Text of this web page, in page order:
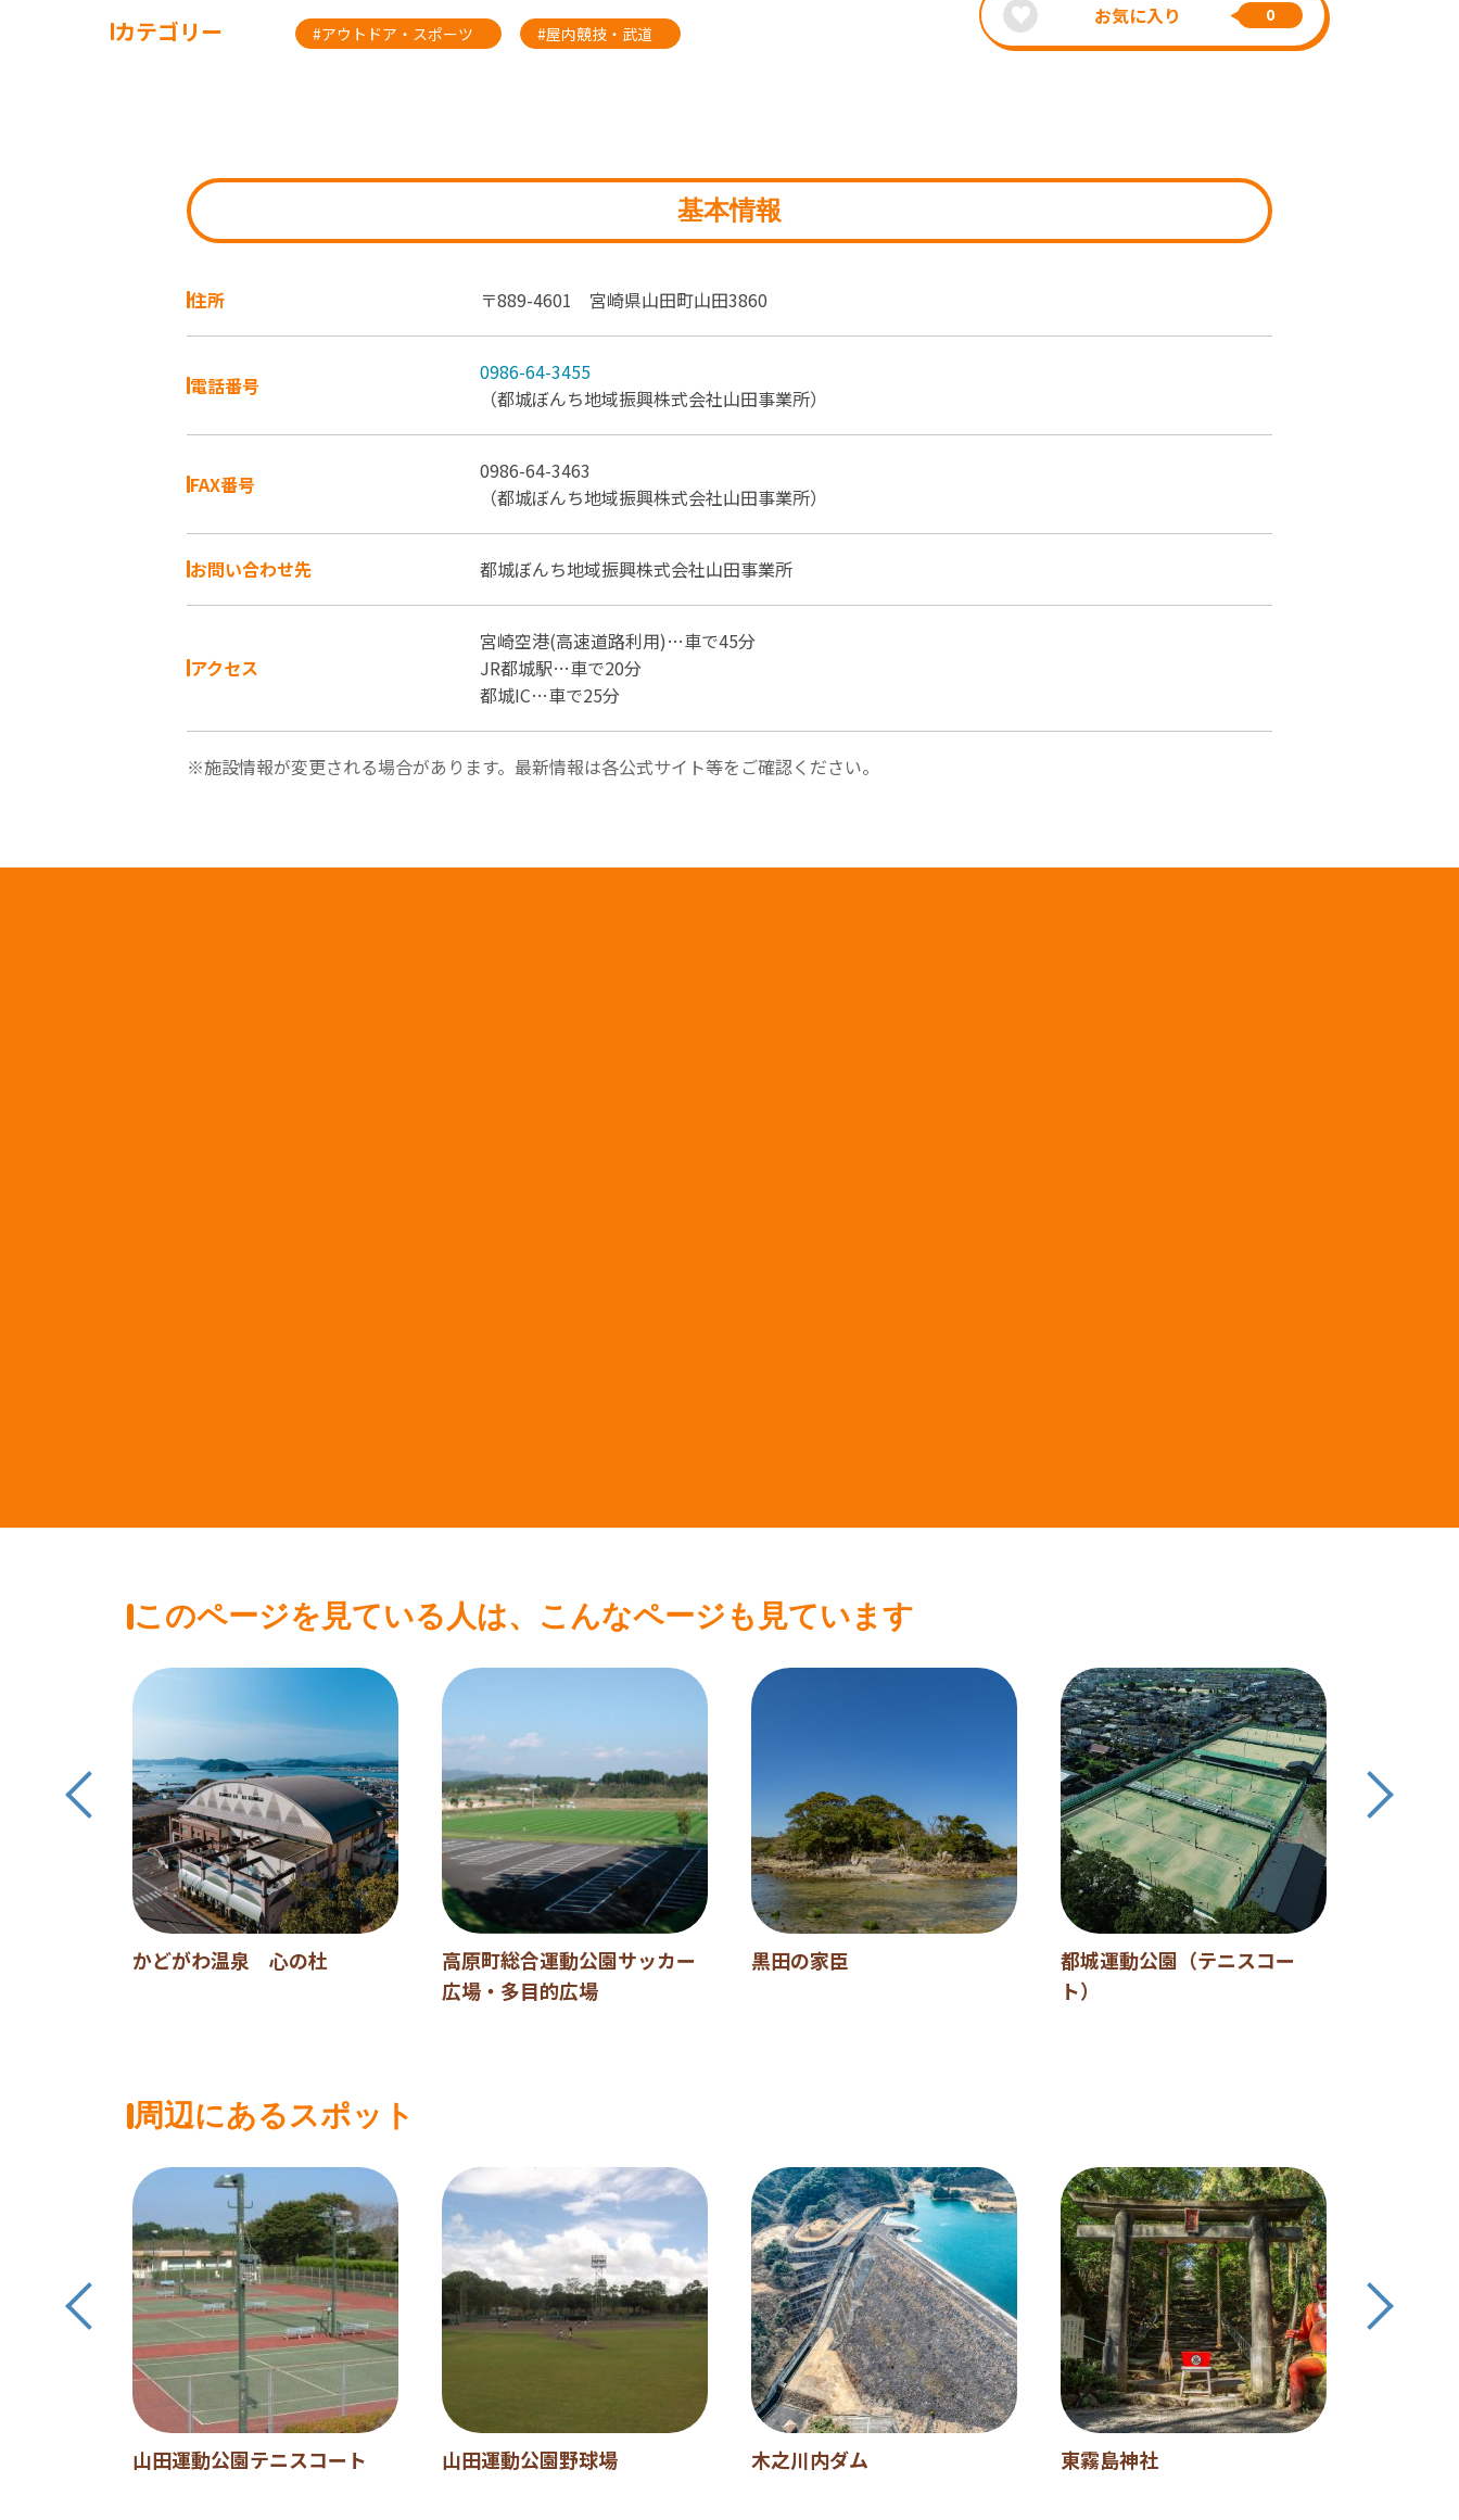
カテゴリー #アウトドア・スポーツ #屋内競技・武道
お気に入り 0
基本情報
住所 〒889-4601 宮崎県山田町山田3860
電話番号
0986-64-3455
（都城ぼんち地域振興株式会社山田事業所）
FAX番号
0986-64-3463
（都城ぼんち地域振興株式会社山田事業所）
お問い合わせ先 都城ぼんち地域振興株式会社山田事業所
アクセス
宮崎空港(高速道路利用)…車で45分
JR都城駅…車で20分
都城IC…車で25分
※施設情報が変更される場合があります。最新情報は各公式サイト等をご確認ください。
このページを見ている人は、こんなページも見ています
かどがわ温泉 心の杜
高原町総合運動公園サッカー
広場・多目的広場
黒田の家臣
都城運動公園（テニスコー
ト）
周辺にあるスポット
山田運動公園テニスコート 山田運動公園野球場 木之川内ダム 東霧島神社